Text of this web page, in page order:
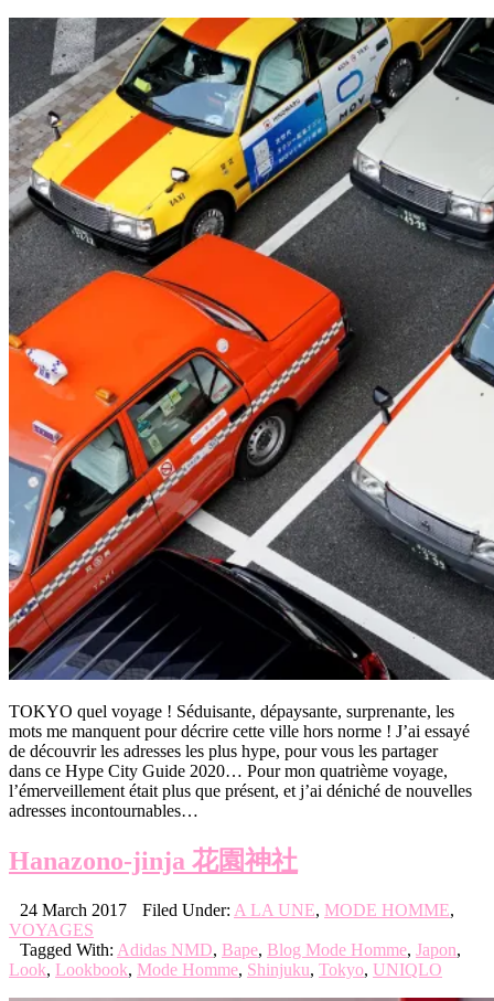
TOKYO quel voyage ! Séduisante, dépaysante, surprenante, les
mots me manquent pour décrire cette ville hors norme ! J’ai essayé
de découvrir les adresses les plus hype, pour vous les partager
dans ce Hype City Guide 2020… Pour mon quatrième voyage,
l’émerveillement était plus que présent, et j’ai déniché de nouvelles
adresses incontournables…
Hanazono-jinja 花園神社
24 March 2017 Filed Under: A LA UNE, MODE HOMME,
VOYAGES
Tagged With: Adidas NMD, Bape, Blog Mode Homme, Japon,
Look, Lookbook, Mode Homme, Shinjuku, Tokyo, UNIQLO